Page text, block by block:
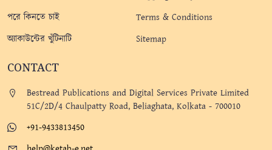
পরে কিনতে চাই
অ্যাকাউন্টের খুঁটিনাটি
Terms & Conditions
Sitemap
CONTACT
Bestread Publications and Digital Services Private Limited
51C/2D/4 Chaulpatty Road, Beliaghata, Kolkata - 700010
+91-9433813450